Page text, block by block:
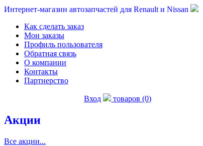
Интернет-магазин автозапчастей для Renault и Nissan
Как сделать заказ
Мои заказы
Профиль пользователя
Обратная связь
О компании
Контакты
Партнерство
Вход товаров (0)
Акции
Все акции...